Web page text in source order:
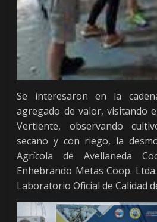
Se interesaron en la
agregado de valor, visitando
Vertiente, observando
secano y con riego, la
Agrícola de Avellaneda
Enhebrando Metas Coop.
Laboratorio Oficial de Calidad